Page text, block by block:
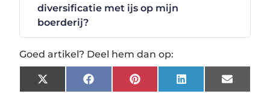
diversificatie met ijs op mijn
boerderij?
Goed artikel? Deel hem dan op:
X
(Twitter)
FacebookPinterestLinkedInEmail